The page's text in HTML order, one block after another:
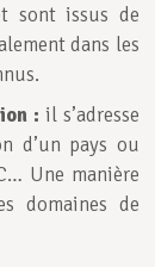
sont issus de
dans les
: il s’adresse
d’un pays ou
Une manière
domaines de